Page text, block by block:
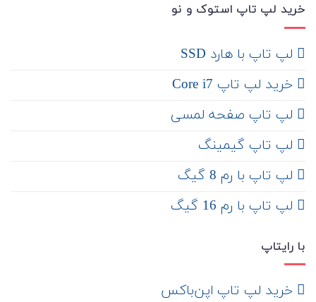
خرید لپ تاپ استوک و نو
لپ تاپ با هارد SSD
خرید لپ تاپ Core i7
لپ تاپ صفحه لمسی
لپ تاپ گیمینگ
لپ تاپ با رم 8 گیگ
لپ تاپ با رم 16 گیگ
با رایتاپ
‌ خرید لپ تاپ اپن‌باکس